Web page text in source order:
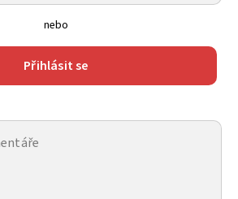
nebo
Přihlásit se